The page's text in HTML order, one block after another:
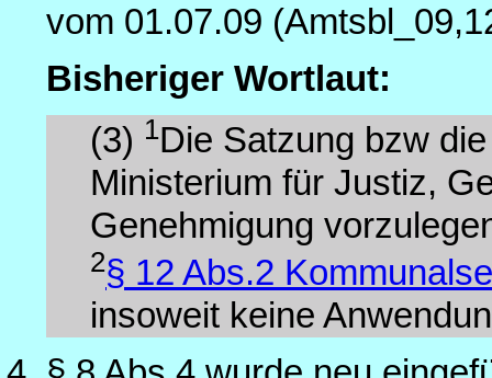
vom 01.07.09
Bisheriger Wortlaut:
(3) 1Die Satzung bzw
Ministerium für Justiz,
Genehmigung
2§ 12 Abs.2
insoweit keine